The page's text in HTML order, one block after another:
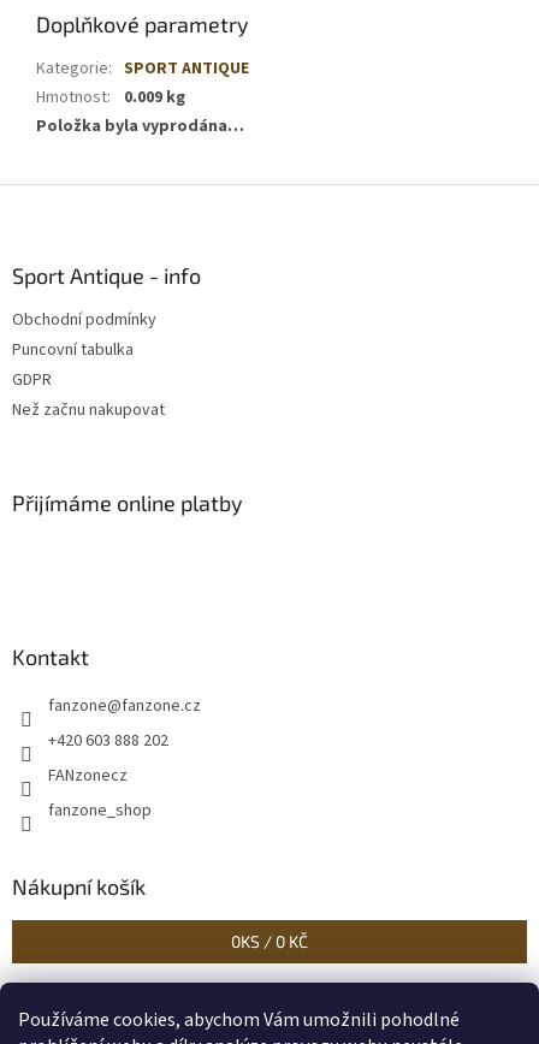
Používáme cookies, abychom Vám umožnili pohodlné
Doplňkové parametry
Kategorie: SPORT ANTIQUE
Hmotnost:
0.009 kg
Položka byla vyprodána…
Sport Antique - info
Obchodní podmínky
Puncovní tabulka
GDPR
Než začnu nakupovat
Přijímáme online platby
Kontakt
fanzone@fanzone.cz
+420 603 888 202
FANzonecz
fanzone_shop
Nákupní košík
0KS / 0 KČ
Historické dokumenty Linoryty - nástěnky Blog Sportantique.cz